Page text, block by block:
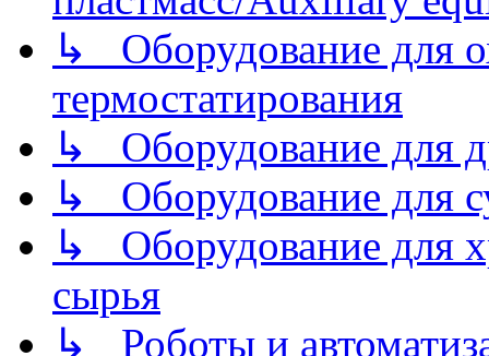
↳ Оборудование для
термостатирования
↳ Оборудование для
↳ Оборудование для
↳ Оборудование для
сырья
↳ Роботы и